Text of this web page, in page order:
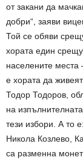
от закани да
добри“, заяви
Той се обяви
хората един
населените
е хората да
Тодор Тодоров,
на
тези избори. А то
Никола Козлево,
са разменна